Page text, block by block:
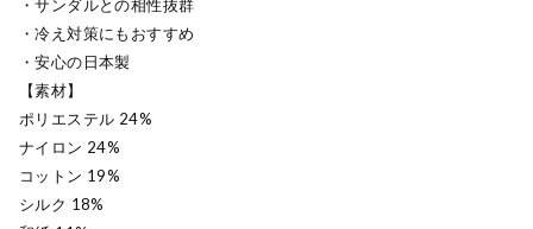
・サンダルとの相性抜群
・冷え対策にもおすすめ
・安心の日本製
【素材】
ポリエステル 24%
ナイロン 24%
コットン 19%
シルク 18%